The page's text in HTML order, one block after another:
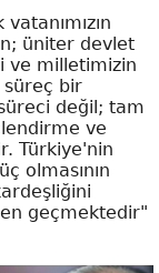
üniter devlet
ve milletimizin
süreç bir
değil; tam
ve
Türkiye'nin
olmasının
geçmektedir"